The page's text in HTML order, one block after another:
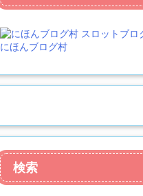
にほんブログ村
検索